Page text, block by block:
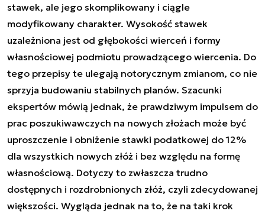
stawek, ale jego skomplikowany i ciągle
modyfikowany charakter. Wysokość stawek
uzależniona jest od głębokości wierceń i formy
własnościowej podmiotu prowadzącego wiercenia. Do
tego przepisy te ulegają notorycznym zmianom, co nie
sprzyja budowaniu stabilnych planów. Szacunki
ekspertów mówią jednak, że prawdziwym impulsem do
prac poszukiwawczych na nowych złożach może być
uproszczenie i obniżenie stawki podatkowej do 12%
dla wszystkich nowych złóż i bez względu na formę
własnościową. Dotyczy to zwłaszcza trudno
dostępnych i rozdrobnionych złóż, czyli zdecydowanej
większości. Wygląda jednak na to, że na taki krok